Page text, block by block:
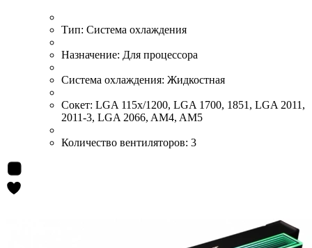
Тип: Система охлаждения
Назначение: Для процессора
Система охлаждения: Жидкостная
Сокет: LGA 115x/1200, LGA 1700, 1851, LGA 2011,
2011-3, LGA 2066, AM4, AM5
Количество вентиляторов: 3